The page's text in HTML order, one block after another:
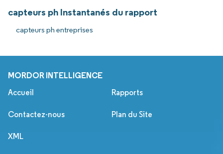
capteurs ph Instantanés du rapport
capteurs ph entreprises
MORDOR INTELLIGENCE
Accueil Rapports
Contactez-nous Plan du Site
XML